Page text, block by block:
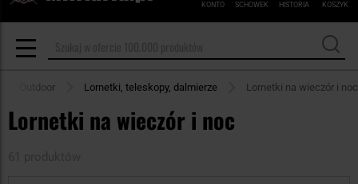
KONTO HISTORIA
SCHOWEK KOSZYK
Outdoor Lornetki, teleskopy, dalmierze Lornetki na wieczór i noc
Lornetki na wieczór i noc